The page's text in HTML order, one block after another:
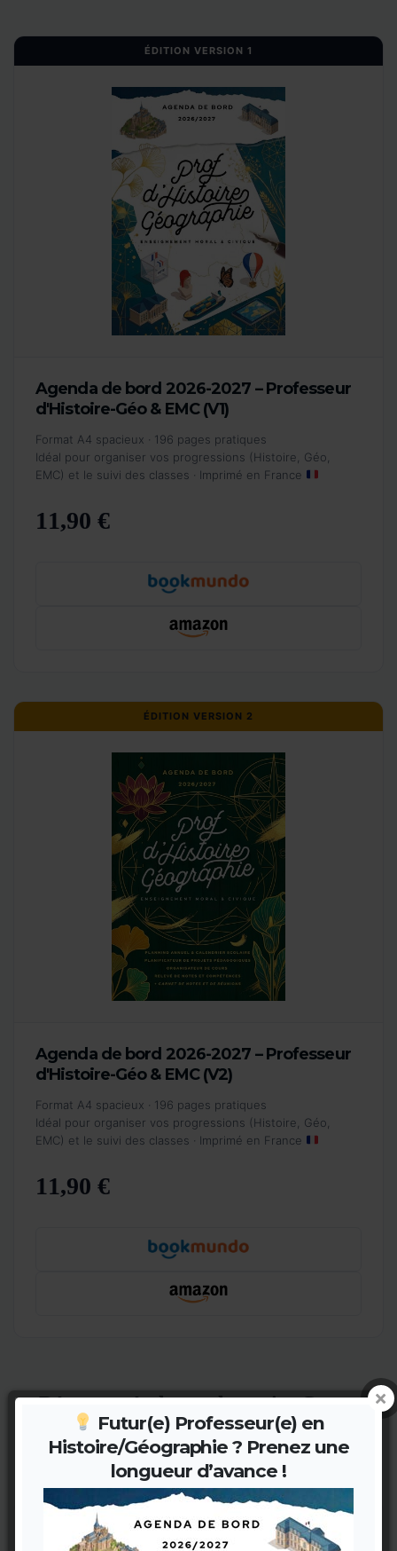
ÉDITION VERSION 1
Agenda de bord 2026-2027 – Professeur
d'Histoire-Géo & EMC (V1)
Format A4 spacieux · 196 pages pratiques
Idéal pour organiser vos progressions (Histoire, Géo,
EMC) et le suivi des classes · Imprimé en France
11,90 €
ÉDITION VERSION 2
Agenda de bord 2026-2027 – Professeur
d'Histoire-Géo & EMC (V2)
Format A4 spacieux · 196 pages pratiques
Idéal pour organiser vos progressions (Histoire, Géo,
EMC) et le suivi des classes · Imprimé en France
11,90 €
Découvrez également la version Carnet
Une alternative de couverture graphique pour varier
les plaisirs.
Futur(e) Professeur(e) en
Histoire/Géographie ? Prenez une
longueur d’avance !